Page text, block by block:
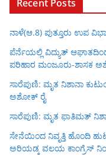
Recent Posts
ನಾಳೆ(ಆ.8) ಪುತ್ತೂರು ಉಪ
ಪೆರ್ನೆಯಲ್ಲಿ ವಿದ್ಯುತ್ ಆಘಾತದಿಂದ
ಪರಿಹಾರ ಮಂಜೂರು-ಶಾಸಕ
ಸಾರೆಪುಣಿ: ಮೃತ ನಿಶಾನಾ
ಅಶೋಕ್ ರೈ
ಸಾರೆಪುಣಿ: ಮೃತ ಫಾತಿಮತ್
ಸೇನೆಯಿಂದ ನಿವೃತ್ತಿ ಹೊಂದಿ
ಅರಿಯಡ್ಕ ವಲಯ ಕಾಂಗ್ರೆಸ್